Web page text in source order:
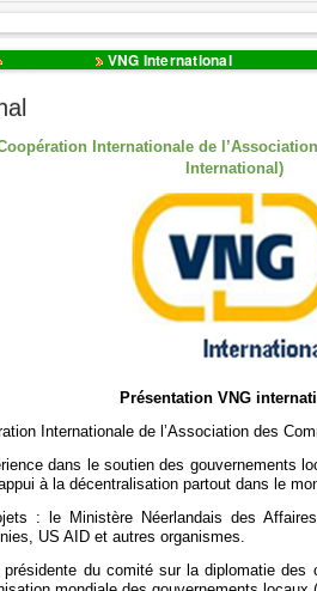
VNG International
Internationale de
International)
Présentation VNG
Internationale de l’Association des
dans le soutien des gouvernements
à la décentralisation partout dans le
: le Ministère Néerlandais des
US AID et autres organismes.
du comité sur la diplomatie